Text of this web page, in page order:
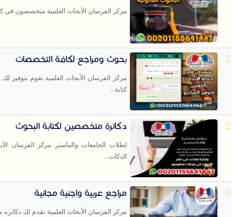
مركز الفرسان الأبحاث العلمية متخصصون فى
بحوث ومراجع لكافة التخصصات
مركز الفرسان الأبحاث العلمية نقوم
كتابة...
دكاترة متخصصين لكتابة البحوث
لطلاب الجامعات والماستر مركز الفرسان
الدكات...
مراجع عربية واجنية مجانية
مركز الفرسان الأبحاث العلمية نقدم لك